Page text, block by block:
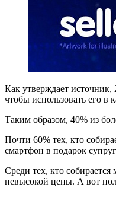
Как утверждает
чтобы использовать его в
Таким образом, 40% из
Почти 60% тех, кто
смартфон в подарок
Среди тех, кто
невысокой цены. А вот